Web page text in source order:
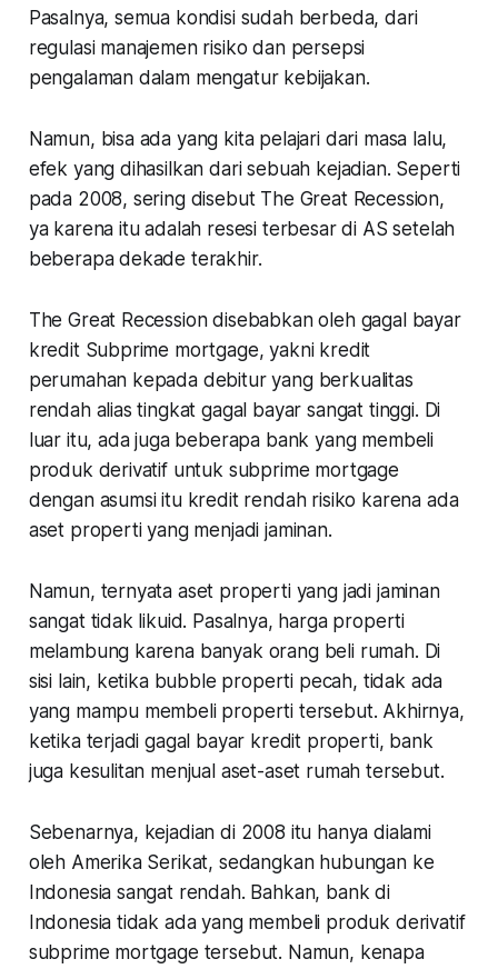
Pasalnya, semua kondisi sudah berbeda, dari
regulasi manajemen risiko dan persepsi
pengalaman dalam mengatur kebijakan.
Namun, bisa ada yang kita pelajari dari masa lalu,
efek yang dihasilkan dari sebuah kejadian. Seperti
pada 2008, sering disebut The Great Recession,
ya karena itu adalah resesi terbesar di AS setelah
beberapa dekade terakhir.
The Great Recession disebabkan oleh gagal bayar
kredit Subprime mortgage, yakni kredit
perumahan kepada debitur yang berkualitas
rendah alias tingkat gagal bayar sangat tinggi. Di
luar itu, ada juga beberapa bank yang membeli
produk derivatif untuk subprime mortgage
dengan asumsi itu kredit rendah risiko karena ada
aset properti yang menjadi jaminan.
Namun, ternyata aset properti yang jadi jaminan
sangat tidak likuid. Pasalnya, harga properti
melambung karena banyak orang beli rumah. Di
sisi lain, ketika bubble properti pecah, tidak ada
yang mampu membeli properti tersebut. Akhirnya,
ketika terjadi gagal bayar kredit properti, bank
juga kesulitan menjual aset-aset rumah tersebut.
Sebenarnya, kejadian di 2008 itu hanya dialami
oleh Amerika Serikat, sedangkan hubungan ke
Indonesia sangat rendah. Bahkan, bank di
Indonesia tidak ada yang membeli produk derivatif
subprime mortgage tersebut. Namun, kenapa